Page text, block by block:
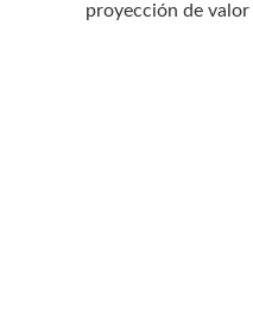
proyección de valor